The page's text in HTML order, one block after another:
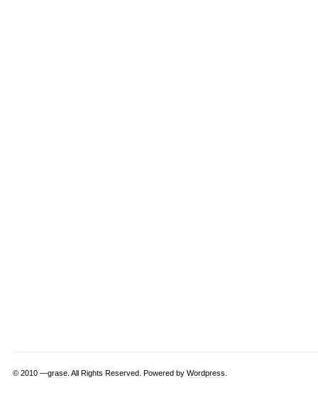
© 2010 —grase. All Rights Reserved. Powered by Wordpress